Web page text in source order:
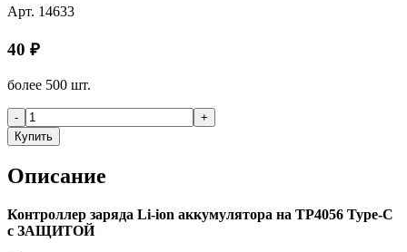
Арт. 14633
40 ₽
более 500 шт.
-
+
Купить
Описание
Контроллер заряда Li-ion аккумулятора на TP4056 Type-C
с ЗАЩИТОЙ